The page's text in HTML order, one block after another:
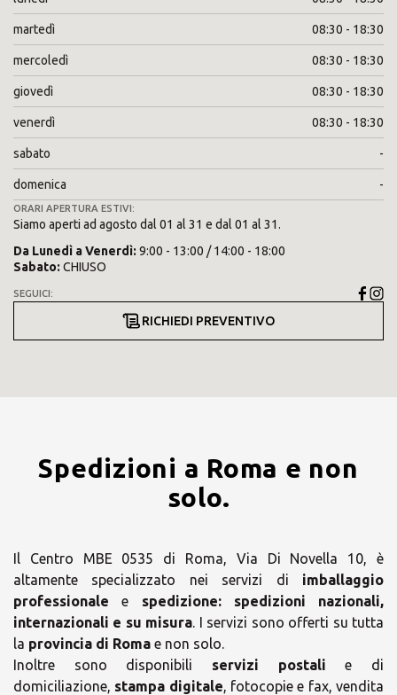
martedì 08:30 - 18:30
mercoledì 08:30 - 18:30
giovedì 08:30 - 18:30
venerdì 08:30 - 18:30
sabato -
domenica -
ORARI APERTURA ESTIVI:
Siamo aperti ad agosto dal 01 al 31 e dal 01 al 31.
Da Lunedì aVenerdì: 9:00 - 13:00 / 14:00 - 18:00
Sabato: CHIUSO
SEGUICI:
RICHIEDI PREVENTIVO
Spedizioni a Roma e non
solo.
Il Centro MBE 0535 di Roma, Via Di Novella 10, è
altamente specializzato nei servizi di imballaggio
professionale e spedizione:
spedizioni nazionali,
internazionali e su misura. I servizi sono offerti su tutta
la provincia di Roma e non solo.
Inoltre sono disponibili servizi postali e di
domiciliazione, stampa digitale, fotocopie e fax, vendita
×